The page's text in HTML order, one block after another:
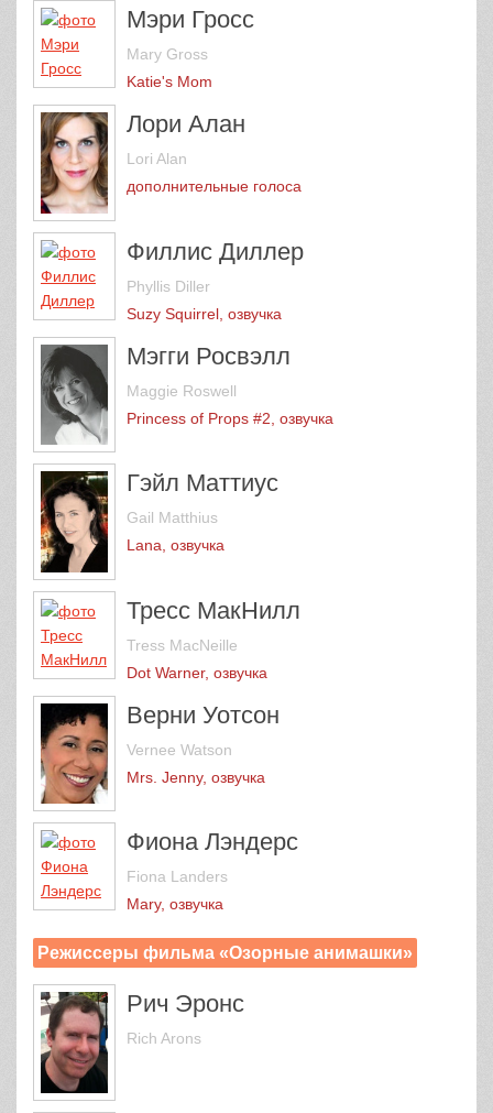
Мэри Гросс
Mary Gross
Katie's Mom
Лори Алан
Lori Alan
дополнительные голоса
Филлис Диллер
Phyllis Diller
Suzy Squirrel, озвучка
Мэгги Росвэлл
Maggie Roswell
Princess of Props #2, озвучка
Гэйл Маттиус
Gail Matthius
Lana, озвучка
Тресс МакНилл
Tress MacNeille
Dot Warner, озвучка
Верни Уотсон
Vernee Watson
Mrs. Jenny, озвучка
Фиона Лэндерс
Fiona Landers
Mary, озвучка
Режиссеры фильма «Озорные анимашки»
Рич Эронс
Rich Arons